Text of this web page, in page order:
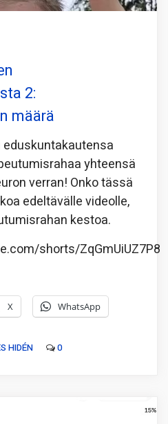
2:
määrä
yhteensä
verran! Onko tässä
edeltävälle videolle,
kestoa.
shorts/ZqGmUiUZ7P8
X WhatsApp
HIDÉN 0